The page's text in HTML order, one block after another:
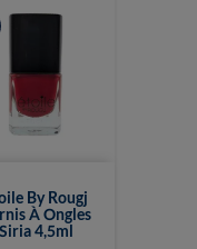
By Rougj
À Ongles
Siria 4,5ml